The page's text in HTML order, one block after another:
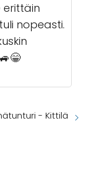
erittäin
nopeasti.
- Kittilä